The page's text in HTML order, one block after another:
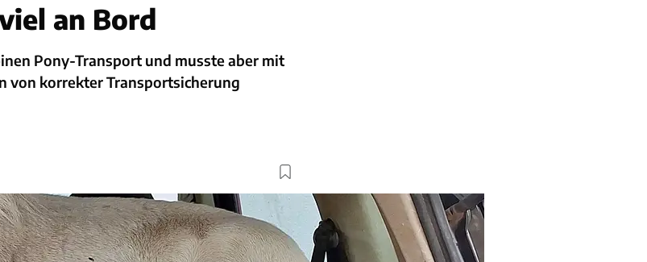
an Bord
Pony-Transport und musste aber mit
von korrekter Transportsicherung